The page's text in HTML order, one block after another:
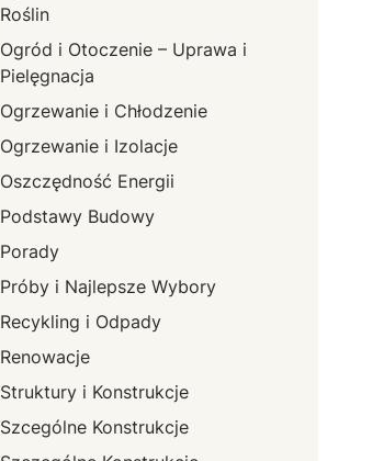
Roślin
Ogród i Otoczenie – Uprawa i
Pielęgnacja
Ogrzewanie i Chłodzenie
Ogrzewanie i Izolacje
Oszczędność Energii
Podstawy Budowy
Porady
Próby i Najlepsze Wybory
Recykling i Odpady
Renowacje
Struktury i Konstrukcje
Szcególne Konstrukcje